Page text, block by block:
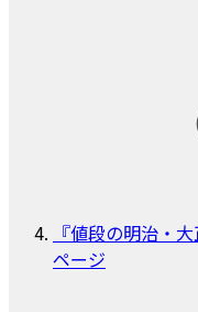
『値段の明治・
ページ